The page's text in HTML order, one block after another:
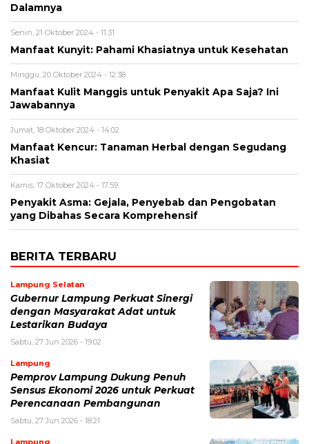
Dalamnya
Senin, 21 Oktober 2024 - 11:31
Manfaat Kunyit: Pahami Khasiatnya untuk Kesehatan
Minggu, 20 Oktober 2024 - 12:38
Manfaat Kulit Manggis untuk Penyakit Apa Saja? Ini
Jawabannya
Jumat, 18 Oktober 2024 - 14:02
Manfaat Kencur: Tanaman Herbal dengan Segudang
Khasiat
Kamis, 17 Oktober 2024 - 17:59
Penyakit Asma: Gejala, Penyebab dan Pengobatan
yang Dibahas Secara Komprehensif
BERITA TERBARU
Lampung Selatan
Gubernur Lampung Perkuat Sinergi
dengan Masyarakat Adat untuk
Lestarikan Budaya
Sabtu, 27 Jun 2026 - 19:02
Lampung
Pemprov Lampung Dukung Penuh
Sensus Ekonomi 2026 untuk Perkuat
Perencanaan Pembangunan
Sabtu, 27 Jun 2026 - 18:21